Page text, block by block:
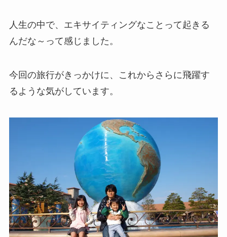
人生の中で、エキサイティングなことって起きる
んだな～って感じました。
今回の旅行がきっかけに、これからさらに飛躍す
るような気がしています。